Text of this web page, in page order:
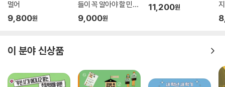
멀어
9,800원
들이 꼭 알아야 할 민주
주의와 선거
9,000원
11,200원
물
이 분야 신상품